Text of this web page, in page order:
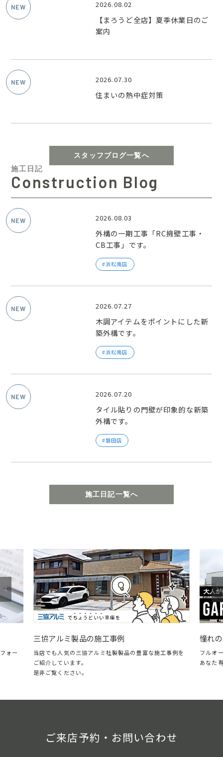
2026.08.02
【まろうど全店】夏季休業日のご
案内
2026.07.30
住まいの熱中症対策
スタッフブログ一覧へ
施工日記
Construction Blog
2026.08.03
外構の一期工事「RC擁壁工事・
CB工事」です。
浜松南店
2026.07.27
木調アイテムをポイントにした新
築外構です。
浜松南店
2026.07.20
タイル貼りの門壁が印象的な新築
外構です。
磐田店
施工日記一覧へ
三協アルミ製品の施工事例
当店でも人気の三協アルミ社製製品の豊富な施工事例を
ご紹介しています。
是非ご覧ください。
憧れのガレ
フルオープン＆
あなた専用のガ
ご来店予約・お問い合わせ